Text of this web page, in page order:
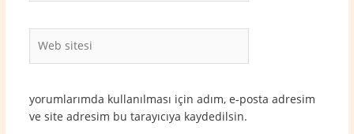
sitesi
yorumlarımda kullanılması için adım, e-posta adresim
ve site adresim bu tarayıcıya kaydedilsin.